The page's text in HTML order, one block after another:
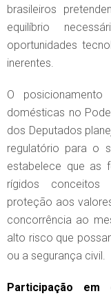
brasileiros
equilíbrio
oportunidades
inerentes.
O
domésticas no
dos Deputados
regulatório para o
estabelece que as
rígidos conceitos
proteção aos
concorrência ao
alto risco que
ou a segurança civil.
Participação em